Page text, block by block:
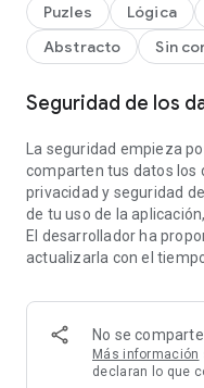
Puzles Lógica
Abstracto
Sin
Seguridad de los
La seguridad empieza
comparten tus datos los
privacidad y seguridad
de tu uso de la
El desarrollador ha
actualizarla con el
No se
Más información
declaran lo que